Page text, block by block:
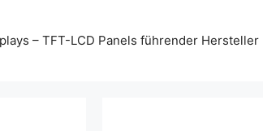
– TFT-LCD Panels führender Hersteller